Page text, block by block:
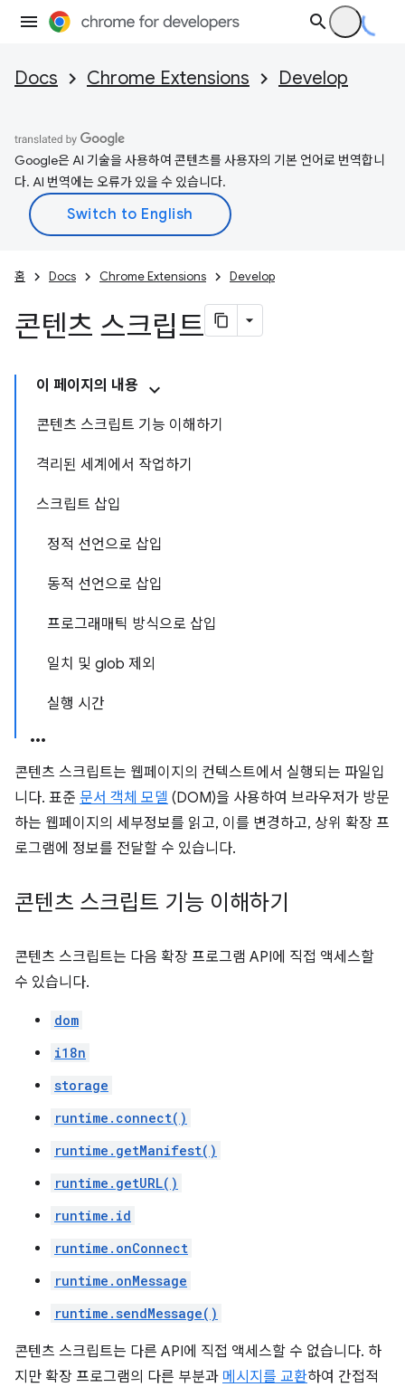
Docs Chrome Extensions Develop
Google은 AI 기술을 사용하여 콘텐츠를 사용자의 기본 언어로 번역합니
다. AI 번역에는 오류가 있을 수 있습니다.
홈 Docs Chrome Extensions Develop
콘텐츠 스크립트
이 페이지의 내용
콘텐츠 스크립트 기능 이해하기
격리된 세계에서 작업하기
스크립트 삽입
정적 선언으로 삽입
동적 선언으로 삽입
프로그래매틱 방식으로 삽입
일치 및 glob 제외
실행 시간
콘텐츠 스크립트는 웹페이지의 컨텍스트에서 실행되는 파일입
니다. 표준 문서 객체 모델 (DOM)을 사용하여 브라우저가 방문
하는 웹페이지의 세부정보를 읽고, 이를 변경하고, 상위 확장 프
로그램에 정보를 전달할 수 있습니다.
콘텐츠 스크립트 기능 이해하기
콘텐츠 스크립트는 다음 확장 프로그램 API에 직접 액세스할
수 있습니다.
dom
i18n
storage
runtime.connect()
runtime.getManifest()
runtime.getURL()
runtime.id
runtime.onConnect
runtime.onMessage
runtime.sendMessage()
콘텐츠 스크립트는 다른 API에 직접 액세스할 수 없습니다. 하
지만 확장 프로그램의 다른 부분과 메시지를 교환하여 간접적